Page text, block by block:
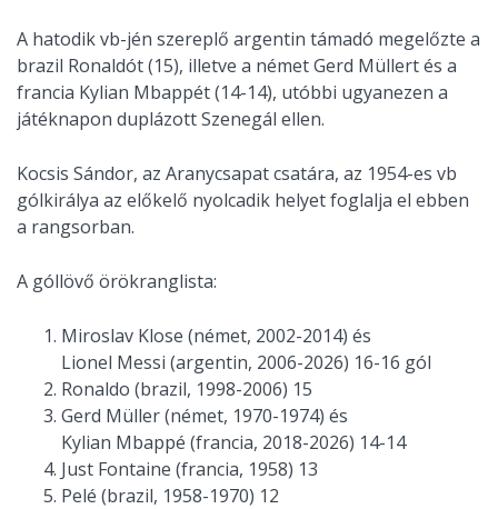
A hatodik vb-jén szereplő argentin támadó megelőzte a
brazil Ronaldót (15), illetve a német Gerd Müllert és a
francia Kylian Mbappét (14-14), utóbbi ugyanezen a
játéknapon duplázott Szenegál ellen.
Kocsis Sándor, az Aranycsapat csatára, az 1954-es vb
gólkirálya az előkelő nyolcadik helyet foglalja el ebben
a rangsorban.
A góllövő örökranglista:
Miroslav Klose (német, 2002-2014) és
Lionel Messi (argentin, 2006-2026) 16-16 gól
Ronaldo (brazil, 1998-2006) 15
Gerd Müller (német, 1970-1974) és
Kylian Mbappé (francia, 2018-2026) 14-14
Just Fontaine (francia, 1958) 13
Pelé (brazil, 1958-1970) 12